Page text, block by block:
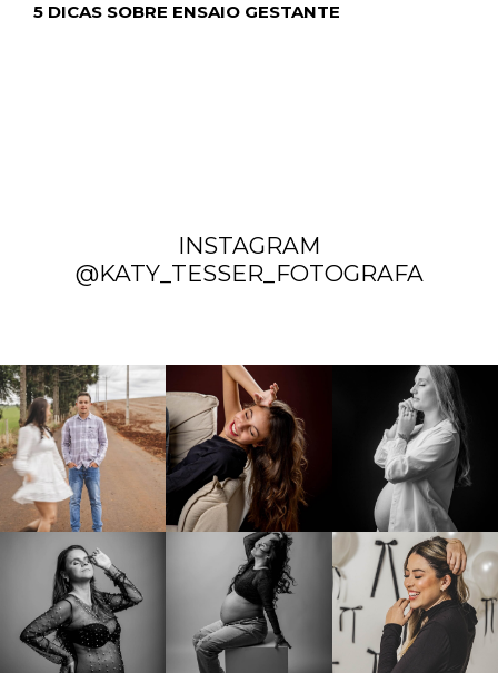
5 DICAS SOBRE ENSAIO GESTANTE
INSTAGRAM
@KATY_TESSER_FOTOGRAFA